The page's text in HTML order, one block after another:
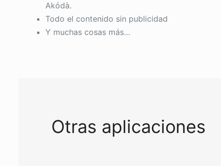
Akódà.
Todo el contenido sin publicidad
Y muchas cosas más…
Otras aplicaciones